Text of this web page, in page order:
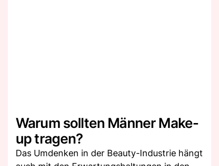
Warum sollten Männer Make-
up tragen?
Das Umdenken in der Beauty-Industrie hängt